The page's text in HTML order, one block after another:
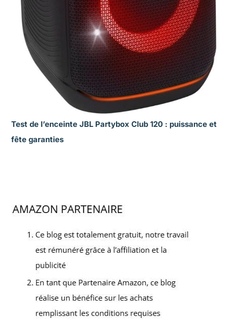
Test de l’enceinte JBL Partybox Club 120 : puissance et
fête garanties